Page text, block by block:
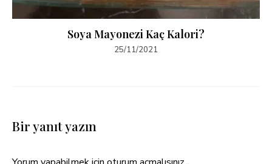
Soya Mayonezi Kaç Kalori?
25/11/2021
Bir yanıt yazın